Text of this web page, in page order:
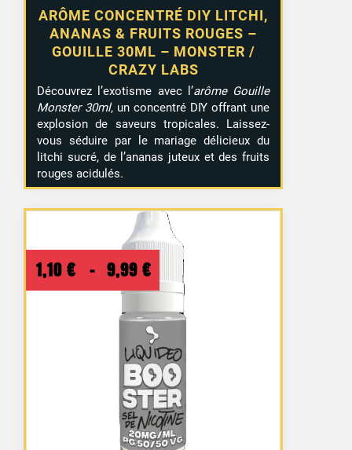
ARÔME CONCENTRÉ DIY LITCHI,
ANANAS & FRUITS ROUGES –
GOUILLE 30ML – MONSTER /
CRAZY LABS
Découvrez l’exotisme avec l’arôme Gouille
Monster 30ml, un concentré DIY offrant une
explosion de saveurs tropicales. Laissez-
vous séduire par le mariage délicieux du
litchi sucré, de l’ananas juteux et des fruits
rouges acidulés.
1,10 € – 9,99 €
Plage
de
prix :
1,10 €
à
9,99 €